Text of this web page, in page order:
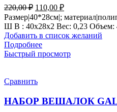
220,00₽ Первоначальная
цена
составляла
220,00 ₽.
110,00 ₽Текущая
цена:
110,00 ₽.
Размер|40*28см|;
Ш В : 40x28x2 Вес: 0,23 Объем:
Добавить в список желаний
Подробнее
Быстрый просмотр
Сравнить
НАБОР ВЕШАЛОК